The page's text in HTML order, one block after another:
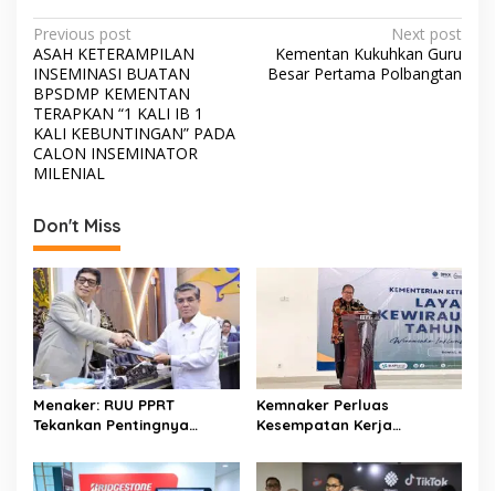
e
b
o
o
k
itt
er
at
s
A
p
p
ar
P
o
s
t
n
v
i
g
a
t
i
o
n
Previous post
ASAH KETERAMPILAN
INSEMINASI BUATAN
BPSDMP KEMENTAN
TERAPKAN “1 KALI IB 1
KALI KEBUNTINGAN” PADA
CALON INSEMINATOR
MILENIAL
Next post
Kementan Kukuhkan Guru
Besar Pertama Polbangtan
Don't Miss
Menaker: RUU PPRT
Tekankan Pentingnya
Tangga
Kemnaker Perluas
Kesempatan Kerja
Wirausaha